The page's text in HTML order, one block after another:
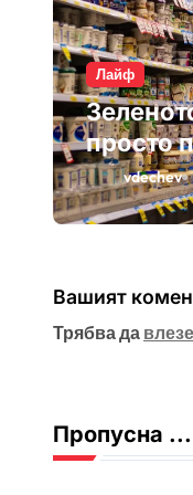
Лайф
просто
vdechev
Вашият
Трябва да
Пропусна ...